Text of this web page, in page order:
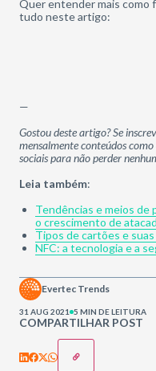
Quer entender mais como
tudo neste artigo:
—
Gostou deste artigo? Se
mensalmente conteúdos como
sociais para não perder
Leia também:
Tendências e meios de
o crescimento de
Tipos de cartões e
NFC: a tecnologia e a
COMPARTILHAR POST
Evertec Trends
31 AUG 2021 5 MIN DE LEITURA